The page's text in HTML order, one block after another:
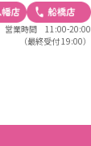
営業時間 11:00-20:00
（最終受付 19:00）